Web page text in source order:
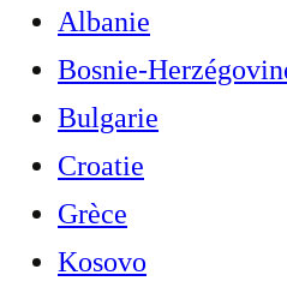
Albanie
Bosnie-
Bulgarie
Croatie
Grèce
Kosovo